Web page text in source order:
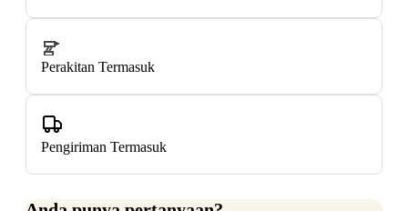
Perakitan Termasuk
Pengiriman Termasuk